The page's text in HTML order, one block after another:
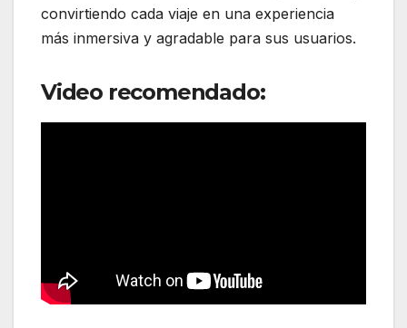
convirtiendo cada viaje en una experiencia
más inmersiva y agradable para sus usuarios.
Video recomendado: